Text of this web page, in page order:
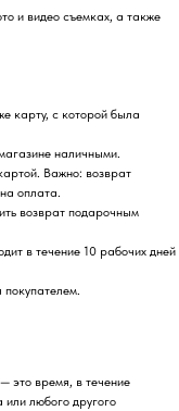
и видео съемках, а также
карту, с которой была
наличными.
Важно: возврат
оплата.
возврат подарочным
в течение 10 рабочих дней
это время, в течение
любого другого